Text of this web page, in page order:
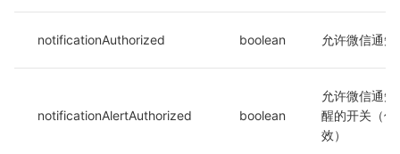
notificationAuthorized boolean 允许微信通知
notificationAlertAuthorized boolean
允许微信通知
醒的开关（仅
效）